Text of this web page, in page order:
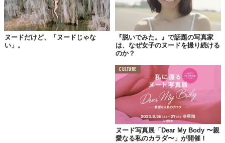
ヌードだけど、「ヌードじゃな
い」。
『脱いでみた。』で話題の写真家
は、なぜ女子のヌードを撮り続ける
のか？
CULTURE
ヌード写真展「Dear My Body 〜親
愛なる私のカラダ〜」が開催！